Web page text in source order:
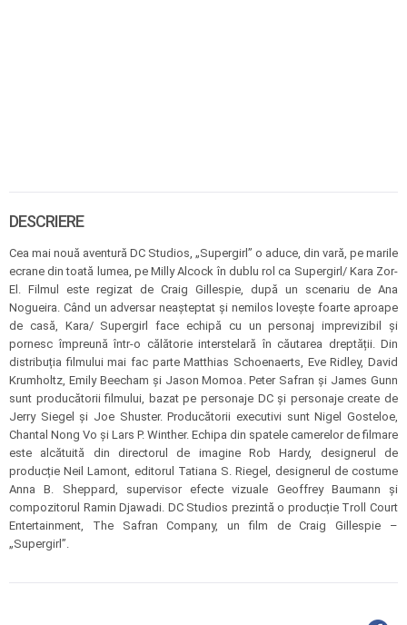
DESCRIERE
Cea mai nouă aventură DC Studios, „Supergirl” o aduce, din vară, pe marile
ecrane din toată lumea, pe Milly Alcock în dublu rol ca Supergirl/ Kara Zor-
El. Filmul este regizat de Craig Gillespie, după un scenariu de Ana
Nogueira. Când un adversar neașteptat și nemilos lovește foarte aproape
de casă, Kara/ Supergirl face echipă cu un personaj imprevizibil și
pornesc împreună într-o călătorie interstelară în căutarea dreptății. Din
distribuția filmului mai fac parte Matthias Schoenaerts, Eve Ridley, David
Krumholtz, Emily Beecham și Jason Momoa. Peter Safran și James Gunn
sunt producătorii filmului, bazat pe personaje DC și personaje create de
Jerry Siegel și Joe Shuster. Producătorii executivi sunt Nigel Gosteloe,
Chantal Nong Vo și Lars P. Winther. Echipa din spatele camerelor de filmare
este alcătuită din directorul de imagine Rob Hardy, designerul de
producție Neil Lamont, editorul Tatiana S. Riegel, designerul de costume
Anna B. Sheppard, supervisor efecte vizuale Geoffrey Baumann și
compozitorul Ramin Djawadi. DC Studios prezintă o producție Troll Court
Entertainment, The Safran Company, un film de Craig Gillespie –
„Supergirl”.